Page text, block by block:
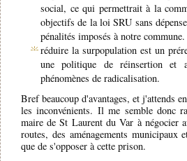
social, ce qui permettrait à la
objectifs de la loi SRU sans
pénalités imposés à notre commune.
réduire la surpopulation est un
une politique de réinsertion et
phénomènes de radicalisation.
Bref beaucoup d'avantages, et j'attends
les inconvénients. Il me semble donc
maire de St Laurent du Var à négocier
routes, des aménagements municipaux
que de s'opposer à cette prison.